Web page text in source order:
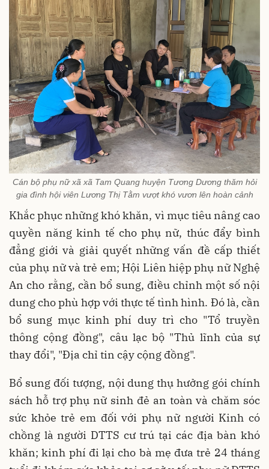
Cán bộ phụ nữ xã xã Tam Quang huyện Tương Dương thăm hỏi
gia đình hội viên Lương Thị Tằm vượt khó vươn lên hoàn cảnh
Khắc phục những khó khăn, vì mục tiêu nâng cao
quyền năng kinh tế cho phụ nữ, thúc đẩy bình
đẳng giới và giải quyết những vấn đề cấp thiết
của phụ nữ và trẻ em; Hội Liên hiệp phụ nữ Nghệ
An cho rằng, cần bổ sung, điều chỉnh một số nội
dung cho phù hợp với thực tế tình hình. Đó là, cần
bổ sung mục kinh phí duy trì cho "Tổ truyền
thông cộng đồng", câu lạc bộ "Thủ lĩnh của sự
thay đổi", "Địa chỉ tin cậy cộng đồng".
Bổ sung đối tượng, nội dung thụ hưởng gói chính
sách hỗ trợ phụ nữ sinh đẻ an toàn và chăm sóc
sức khỏe trẻ em đối với phụ nữ người Kinh có
chồng là người DTTS cư trú tại các địa bàn khó
khăn; kinh phí đi lại cho bà mẹ đưa trẻ 24 tháng